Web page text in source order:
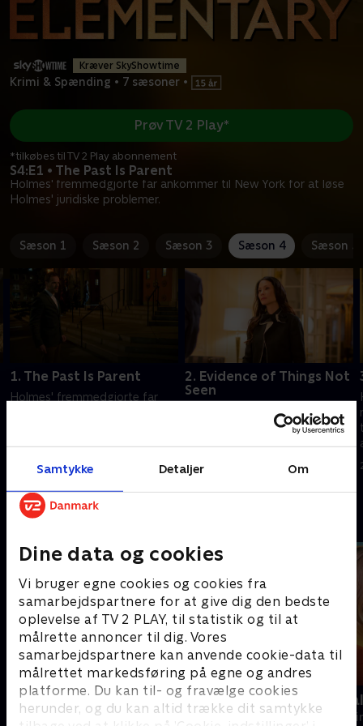
Samtykke Detaljer Om
Dine data og cookies
Vi bruger egne cookies og cookies fra
samarbejdspartnere for at give dig den bedste
oplevelse af TV 2 PLAY, til statistik og til at
målrette annoncer til dig. Vores
samarbejdspartnere kan anvende cookie-data til
målrettet markedsføring på egne og andres
platforme. Du kan til- og fravælge cookies
herunder, og du kan altid trække dit samtykke
Kræver SkyShowtime
Krimi & Spænding • 7 sæsoner •
S4:E1 • The Past Is Parent
Holmes' fremmedgjorte far ankommer til New York for at løse
Holmes' juridiske problemer.
Prøv TV 2 Play*
*tilkøbes til TV 2 Play abonnement
Sæson 1 Sæson 2 Sæson 3 Sæson 4 Sæson 5
1. The Past Is Parent
Holmes' fremmedgjorte far
20. september 2022 • 41 min
2. Evidence of Things Not
Seen
Morland tilbyder at
genansætte Sherlock og
20. september 2022 • 41 min
Andre så også
The Hunting Party
Krimi & Spænding • 2 sæsoner
Mord på
Krimi &